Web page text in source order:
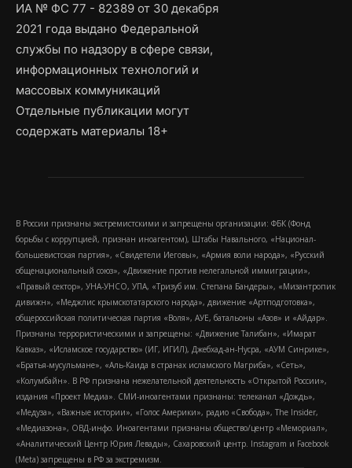
ИА № ФС 77 - 82389 от 30 декабря
2021 года выдано Федеральной
службы по надзору в сфере связи,
информационных технологий и
массовых коммуникаций
Отдельные публикации могут
содержать материалы 18+
В России признаны экстремистскими и запрещены организации: ФБК (Фонд
борьбы с коррупцией, признан иноагентом), Штабы Навального, «Национал-
большевистская партия», «Свидетели Иеговы», «Армия воли народа», «Русский
общенациональный союз», «Движение против нелегальной иммиграции»,
«Правый сектор», УНА-УНСО, УПА, «Тризуб им. Степана Бандеры», «Мизантропик
дивижн», «Меджлис крымскотатарского народа», движение «Артподготовка»,
общероссийская политическая партия «Воля», АУЕ, батальоны «Азов» и «Айдар».
Признаны террористическими и запрещены: «Движение Талибан», «Имарат
Кавказ», «Исламское государство» (ИГ, ИГИЛ), Джебхад-ан-Нусра, «АУМ Синрике»,
«Братья-мусульмане», «Аль-Каида в странах исламского Магриба», «Сеть»,
«Колумбайн». В РФ признана нежелательной деятельность «Открытой России»,
издания «Проект Медиа». СМИ-иноагентами признаны: телеканал «Дождь»,
«Медуза», «Важные истории», «Голос Америки», радио «Свобода», The Insider,
«Медиазона», ОВД-инфо. Иноагентами признаны общество/центр «Мемориал»,
«Аналитический Центр Юрия Левады», Сахаровский центр. Instagram и Facebook
(Metа) запрещены в РФ за экстремизм.